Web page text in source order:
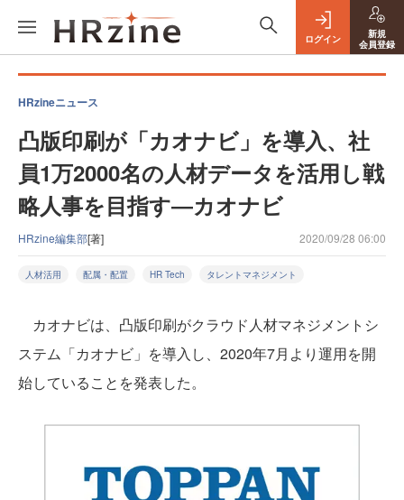
ログイン
新規
会員登録
HRzineニュース
凸版印刷が「カオナビ」を導入、社
員1万2000名の人材データを活用し戦
略人事を目指す―カオナビ
HRzine編集部[著] 2020/09/28 06:00
人材活用 配属・配置 HR Tech タレントマネジメント
カオナビは、凸版印刷がクラウド人材マネジメントシ
ステム「カオナビ」を導入し、2020年7月より運用を開
始していることを発表した。